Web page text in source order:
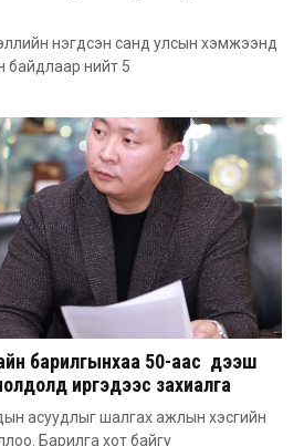
нэгдсэн санд улсын хэмжээнд
байдлаар нийт 5
барилгынхаа 50-аас дээш
иргэдээс захиалга
асуудлыг шалгах ажлын хэсгийн
Барилга хот байгу